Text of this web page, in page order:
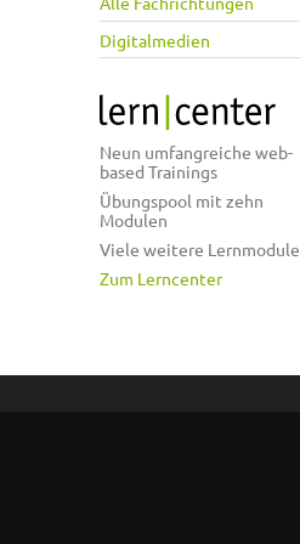
Digitalmedien
Neun umfangreiche web-
based Trainings
Übungspool mit zehn
Modulen
Viele weitere Lernmodule
Zum Lerncenter